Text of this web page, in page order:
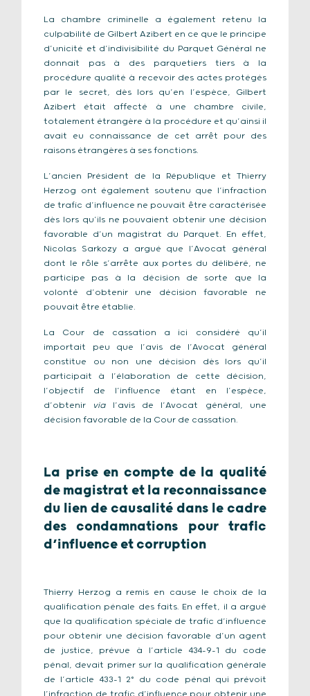
La chambre criminelle a également retenu la
culpabilité de Gilbert Azibert en ce que le principe
d’unicité et d’indivisibilité du Parquet Général ne
donnait pas à des parquetiers tiers à la
procédure qualité à recevoir des actes protégés
par le secret, dès lors qu’en l’espèce, Gilbert
Azibert était affecté à une chambre civile,
totalement étrangère à la procédure et qu’ainsi il
avait eu connaissance de cet arrêt pour des
raisons étrangères à ses fonctions.
L’ancien Président de la République et Thierry
Herzog ont également soutenu que l’infraction
de trafic d’influence ne pouvait être caractérisée
dès lors qu’ils ne pouvaient obtenir une décision
favorable d’un magistrat du Parquet. En effet,
Nicolas Sarkozy a argué que l’Avocat général
dont le rôle s’arrête aux portes du délibéré, ne
participe pas à la décision de sorte que la
volonté d’obtenir une décision favorable ne
pouvait être établie.
La Cour de cassation a ici considéré qu’il
importait peu que l’avis de l’Avocat général
constitue ou non une décision dès lors qu’il
participait à l’élaboration de cette décision,
l’objectif de l’influence étant en l’espèce,
d’obtenir
vial’avis de l’Avocat général, une
décision favorable de la Cour de cassation.
La prise en compte de la qualité
de magistrat et la reconnaissance
du lien de causalité dans le cadre
des condamnations pour trafic
d’influence et corruption
Thierry Herzog a remis en cause le choix de la
qualification pénale des faits. En effet, il a argué
que la qualification spéciale de trafic d’influence
pour obtenir une décision favorable d’un agent
de justice, prévue à l’article 434-9-1 du code
pénal, devait primer sur la qualification générale
de l’article 433-1 2° du code pénal qui prévoit